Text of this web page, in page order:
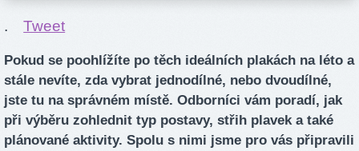
. Tweet
Pokud se poohlížíte po těch ideálních plakách na léto a
stále nevíte, zda vybrat jednodílné, nebo dvoudílné,
jste tu na správném místě. Odborníci vám poradí, jak
při výběru zohlednit typ postavy, střih plavek a také
plánované aktivity. Spolu s nimi jsme pro vás připravili